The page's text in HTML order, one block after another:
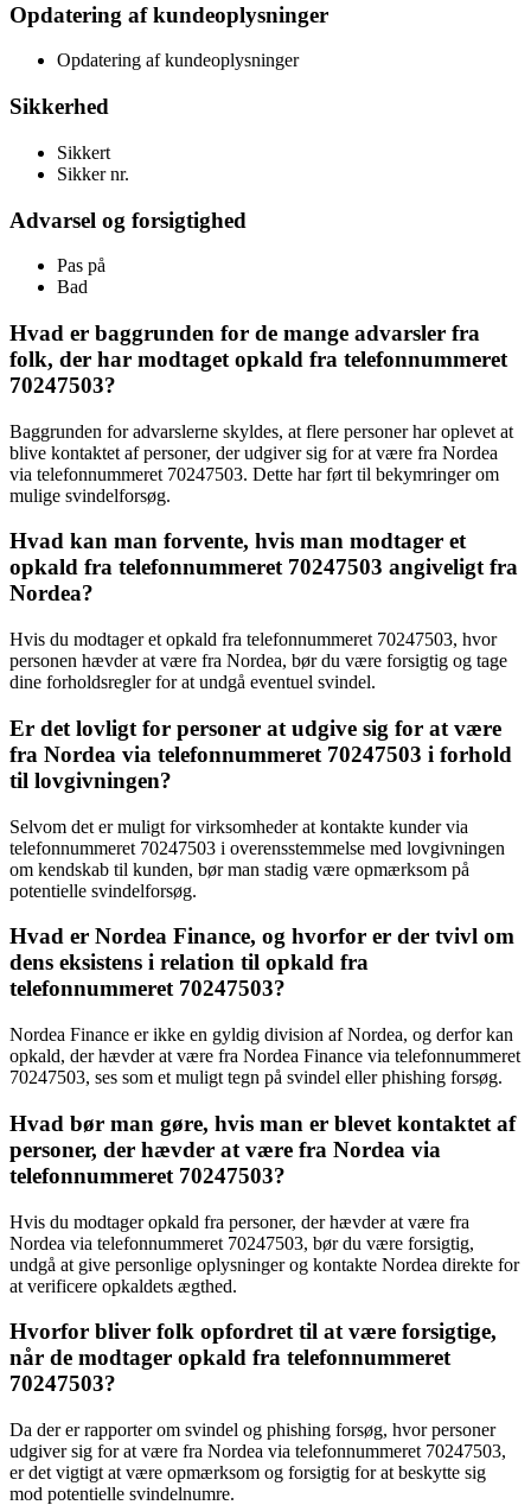
Opdatering af kundeoplysninger
Opdatering af kundeoplysninger
Sikkerhed
Sikkert
Sikker nr.
Advarsel og forsigtighed
Pas på
Bad
Hvad er baggrunden for de mange advarsler fra
folk, der har modtaget opkald fra telefonnummeret
70247503?
Baggrunden for advarslerne skyldes, at flere personer har oplevet at
blive kontaktet af personer, der udgiver sig for at være fra Nordea
via telefonnummeret 70247503. Dette har ført til bekymringer om
mulige svindelforsøg.
Hvad kan man forvente, hvis man modtager et
opkald fra telefonnummeret 70247503 angiveligt fra
Nordea?
Hvis du modtager et opkald fra telefonnummeret 70247503, hvor
personen hævder at være fra Nordea, bør du være forsigtig og tage
dine forholdsregler for at undgå eventuel svindel.
Er det lovligt for personer at udgive sig for at være
fra Nordea via telefonnummeret 70247503 i forhold
til lovgivningen?
Selvom det er muligt for virksomheder at kontakte kunder via
telefonnummeret 70247503 i overensstemmelse med lovgivningen
om kendskab til kunden, bør man stadig være opmærksom på
potentielle svindelforsøg.
Hvad er Nordea Finance, og hvorfor er der tvivl om
dens eksistens i relation til opkald fra
telefonnummeret 70247503?
Nordea Finance er ikke en gyldig division af Nordea, og derfor kan
opkald, der hævder at være fra Nordea Finance via telefonnummeret
70247503, ses som et muligt tegn på svindel eller phishing forsøg.
Hvad bør man gøre, hvis man er blevet kontaktet af
personer, der hævder at være fra Nordea via
telefonnummeret 70247503?
Hvis du modtager opkald fra personer, der hævder at være fra
Nordea via telefonnummeret 70247503, bør du være forsigtig,
undgå at give personlige oplysninger og kontakte Nordea direkte for
at verificere opkaldets ægthed.
Hvorfor bliver folk opfordret til at være forsigtige,
når de modtager opkald fra telefonnummeret
70247503?
Da der er rapporter om svindel og phishing forsøg, hvor personer
udgiver sig for at være fra Nordea via telefonnummeret 70247503,
er det vigtigt at være opmærksom og forsigtig for at beskytte sig
mod potentielle svindelnumre.